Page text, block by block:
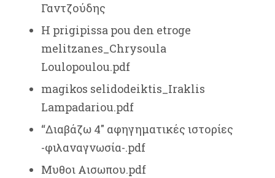
Γαντζούδης
H prigipissa pou den etroge
melitzanes_Chrysoula
Loulopoulou.pdf
magikos selidodeiktis_Iraklis
Lampadariou.pdf
“Διαβάζω 4″ αφηγηματικές ιστορίες
-φιλαναγνωσία-.pdf
Μυθοι Αισωπου.pdf